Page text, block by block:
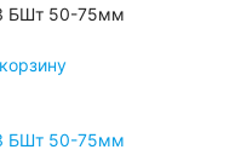
БШт 50-75мм
БШт 50-75мм